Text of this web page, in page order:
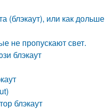
(блэкаут), или как дольше
не пропускают свет.
блэкаут
блэкаут